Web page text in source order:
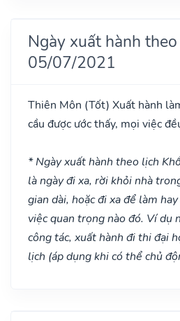
Ngày xuất hành
05/07/2021
Thiên Môn (Tốt) Xuất hành
cầu được ước thấy, mọi việc
* Ngày xuất hành theo lịch
là ngày đi xa, rời khỏi nhà
gian dài, hoặc đi xa để làm
việc quan trọng nào đó. Ví dụ
công tác, xuất hành đi thi đại
lịch (áp dụng khi có thể chủ